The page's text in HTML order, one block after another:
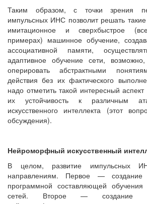
Таким образом, с точки зрения
импульсных ИНС позволит решать
имитационное и сверхбыстрое
примерах) машинное обучение,
ассоциативной памяти,
адаптивное обучение сети,
оперировать абстрактными
действия без их фактического
надо отметить такой интересный
их устойчивость к различным
искусственного интеллекта (этот
обсуждения).
Нейроморфный искусственный
В целом, развитие импульсных
направлениям. Первое — создание
программной составляющей
сетей. Второе — создание